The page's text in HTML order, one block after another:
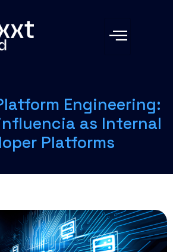
Engineering:
as Internal
Platforms